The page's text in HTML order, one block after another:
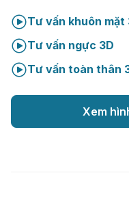
Tư vấn khuôn mặt
Tư vấn ngực 3D
Tư vấn toàn thân
Xem